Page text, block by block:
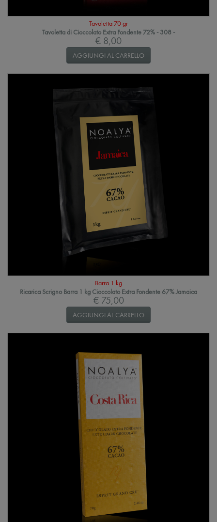
Tavoletta 70 gr
Tavoletta di Cioccolato Extra Fondente 72% - 308 -
€ 8,00
AGGIUNGI AL CARRELLO
Barra 1 kg
Ricarica Scrigno Barra 1 kg Cioccolato Extra Fondente 67% Jamaica
€ 75,00
AGGIUNGI AL CARRELLO